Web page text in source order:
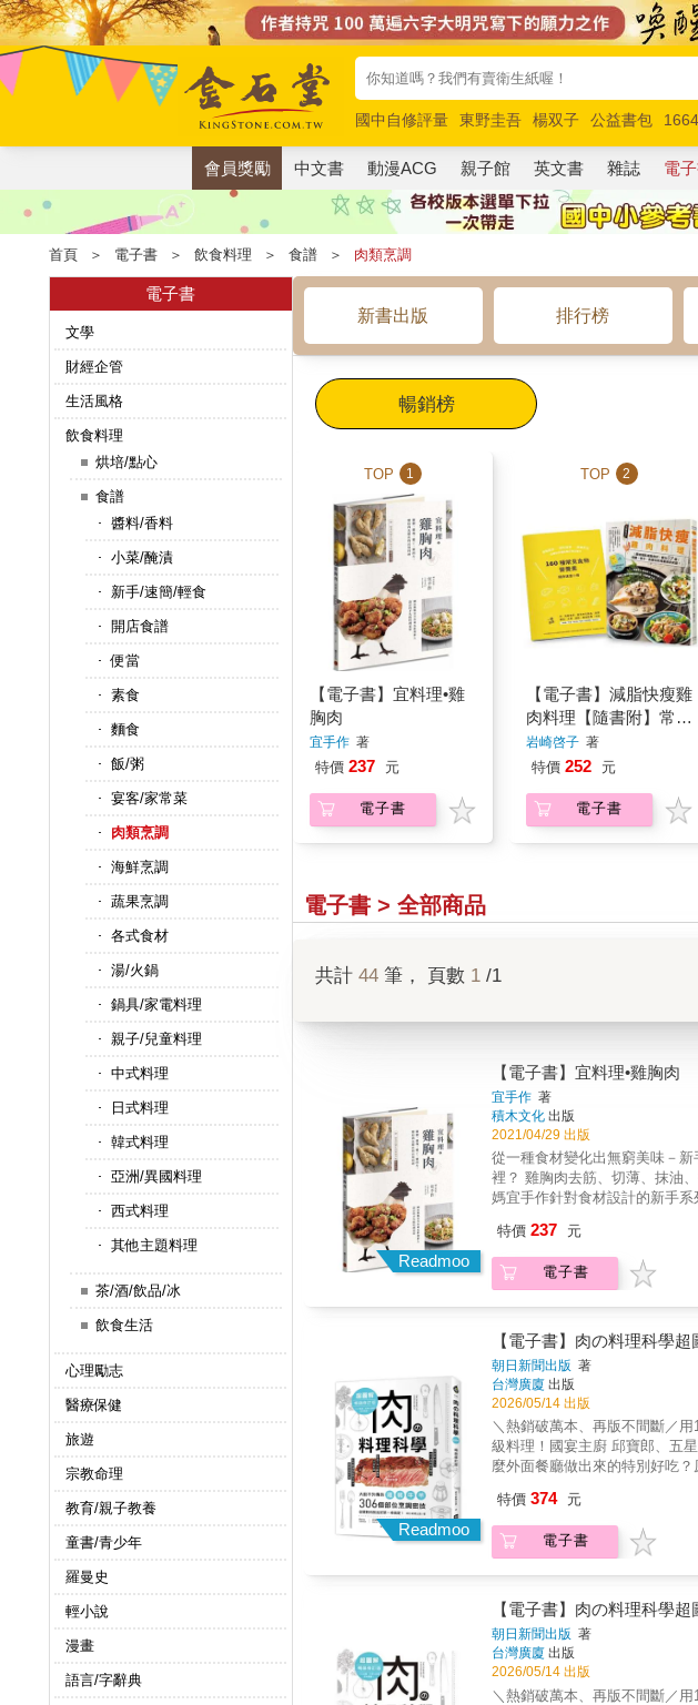
國中自修評量 東野圭吾 楊双子 公益書包
唯紅花綻放
奧德賽 路邊攤新作 馬斯克 玩具
會員獎勵 中文書 動漫ACG 親子館 英文書 雜誌 電
首頁 ＞ 電子書 ＞ 飲食料理 ＞ 食譜 ＞ 肉類烹調
電子書
文學
財經企管
生活風格
飲食料理
烘培/點心
食譜
醬料/香料
小菜/醃漬
新手/速簡/輕食
開店食譜
便當
素食
麵食
飯/粥
宴客/家常菜
肉類烹調
海鮮烹調
蔬果烹調
各式食材
湯/火鍋
鍋具/家電料理
親子/兒童料理
中式料理
日式料理
韓式料理
亞洲/異國料理
西式料理
其他主題料理
茶/酒/飲品/冰
飲食生活
心理勵志
醫療保健
旅遊
宗教命理
教育/親子教養
童書/青少年
羅曼史
輕小說
漫畫
語言/字辭典
新書出版 排行榜
暢銷榜
TOP 1
【電子書】宜料理•雞
胸肉
宜手作著
特價 237 元
電子書
TOP 2
【電子書】減脂快瘦雞
肉料理【隨書附】常見
食材和食物營養成分速
查手冊（二版）
岩崎啓子著
特價 252 元
電子書
電子書 > 全部商品
共計 44 筆， 頁數 1 /1
Readmoo
【電子書】宜料理•雞胸肉
宜手作 著
積木文化 出版
2021/04/29 出版
從一種食材變化出無窮美味－新手系列 國民媽媽宜手作專為料理新人設計的不失敗料理菜單 如何讓雞胸肉鮮美又水嫩？
裡？ 雞胸肉去筋、切薄、抹油、拍粉、醃漬的訣竅？ 如何自製雞絞肉？ 煎雞胸肉如何調整火候？ 如何廢材活用─神奇的香脆雞皮料理？ 國民媽
媽宜手作針對食材設計的新手系列， 詳細解說雞胸肉、提醒購買注意事項、部位選用法則， 烹煮前的處理，以及料理前後的
雞絞肉， 讓新手也能簡
特價 237 元
電子書
Readmoo
【電子書】肉の料理科學超
朝日新聞出版 著
台灣廣廈 出版
2026/05/14 出版
＼熱銷破萬本、再版不間斷／
級料理！國宴主廚 邱寶郎、五
麼外面餐廳做出來的特別好吃
特價 374 元
電子書
【電子書】肉の料理科學
朝日新聞出版 著
台灣廣廈 出版
2026/05/14 出版
＼熱銷破萬本、再版不間斷／